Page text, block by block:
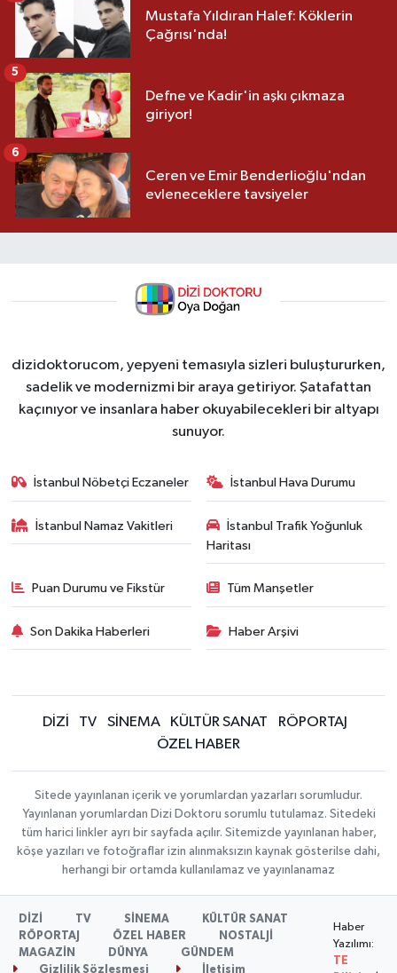
Mustafa Yıldıran Halef: Köklerin
Çağrısı'nda!
Defne ve Kadir'in aşkı çıkmaza
giriyor!
5
Ceren ve Emir Benderlioğlu'ndan
evleneceklere tavsiyeler
6
dizidoktorucom, yepyeni temasıyla sizleri buluştururken,
sadelik ve modernizmi bir araya getiriyor. Şatafattan
kaçınıyor ve insanlara haber okuyabilecekleri bir altyapı
sunuyor.
İstanbul Nöbetçi Eczaneler İstanbul Hava Durumu
İstanbul Namaz Vakitleri
İstanbul Trafik Yoğunluk
Haritası
Puan Durumu ve Fikstür Tüm Manşetler
Son Dakika Haberleri Haber Arşivi
DİZİ TV SİNEMA KÜLTÜR SANAT
RÖPORTAJ
ÖZEL HABER
Sitede yayınlanan içerik ve yorumlardan yazarları sorumludur.
Yayınlanan yorumlardan Dizi Doktoru sorumlu tutulamaz. Sitedeki
tüm harici linkler ayrı bir sayfada açılır. Sitemizde yayınlanan haber,
köşe yazıları ve fotoğraflar izin alınmaksızın kaynak gösterilse dahi,
herhangi bir ortamda kullanılamaz ve yayınlanamaz
DİZİ TV SİNEMA
KÜLTÜR SANAT
RÖPORTAJ
ÖZEL HABER
NOSTALJİ
MAGAZİN
DÜNYA
GÜNDEM
Gizlilik Sözleşmesi
İletişim
Haber
Yazılımı:
TE